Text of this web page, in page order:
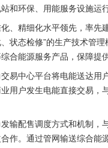
和环保、用能服务设施运
、精细化水平领先，率先
状态检修”的生产技术管
合能源服务产品，保障提
易中心平台将电能送达
用户发生电能直接交易
输配售调度方式和机制
作。通过管网输送综合能